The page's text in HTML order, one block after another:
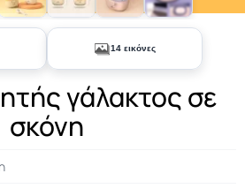
+9
14 εικόνες
γάλακτος σε
σκόνη